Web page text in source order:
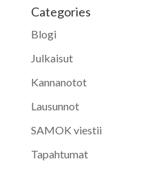
Categories
Blogi
Julkaisut
Kannanotot
Lausunnot
SAMOK viestii
Tapahtumat